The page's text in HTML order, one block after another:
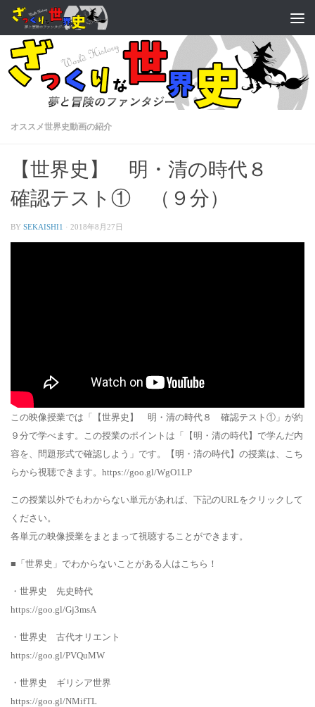
オススメ世界史動画の紹介
【世界史】 明・清の時代８
確認テスト① （９分）
BY SEKAISHI1 · 2018年8月27日
この映像授業では「【世界史】 明・清の時代８ 確認テスト①」が約
９分で学べます。この授業のポイントは「【明・清の時代】で学んだ内
容を、問題形式で確認しよう」です。【明・清の時代】の授業は、こち
らから視聴できます。https://goo.gl/WgO1LP
この授業以外でもわからない単元があれば、下記のURLをクリックして
ください。
各単元の映像授業をまとまって視聴することができます。
■「世界史」でわからないことがある人はこちら！
・世界史 先史時代
https://goo.gl/Gj3msA
・世界史 古代オリエント
https://goo.gl/PVQuMW
・世界史 ギリシア世界
https://goo.gl/NMifTL